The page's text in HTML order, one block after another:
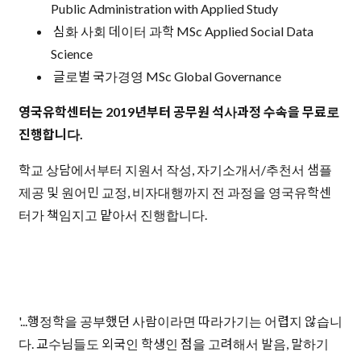
Public Administration with Applied Study
심화 사회 데이터 과학 MSc Applied Social Data
Science
글로벌 국가경영 MSc Global Governance
영국유학센터는 2019년부터 공무원 석사과정 수속을 무료로
진행합니다.
학교 상담에서부터 지원서 작성, 자기소개서/추천서 샘플
제공 및 원어민 교정, 비자대행까지 전 과정을 영국유학센
터가 책임지고 맡아서 진행합니다.
'...행정학을 공부했던 사람이라면 따라가기는 어렵지 않습니
다. 교수님들도 외국인 학생인 점을 고려해서 발음, 말하기